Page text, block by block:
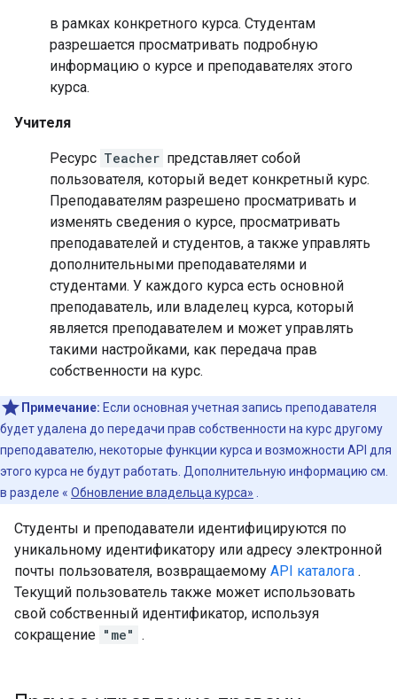
в рамках конкретного курса. Студентам
разрешается просматривать подробную
информацию о курсе и преподавателях этого
курса.
Учителя
Ресурс Teacher представляет собой
пользователя, который ведет конкретный курс.
Преподавателям разрешено просматривать и
изменять сведения о курсе, просматривать
преподавателей и студентов, а также управлять
дополнительными преподавателями и
студентами. У каждого курса есть основной
преподаватель, или владелец курса, который
является преподавателем и может управлять
такими настройками, как передача прав
собственности на курс.
Примечание: Если основная учетная запись преподавателя
будет удалена до передачи прав собственности на курс другому
преподавателю, некоторые функции курса и возможности API для
этого курса не будут работать. Дополнительную информацию см.
в разделе « Обновление владельца курса»
Студенты и преподаватели идентифицируются по
уникальному идентификатору или адресу электронной
почты пользователя, возвращаемому API каталога .
Текущий пользователь также может использовать
свой собственный идентификатор, используя
сокращение "me" .